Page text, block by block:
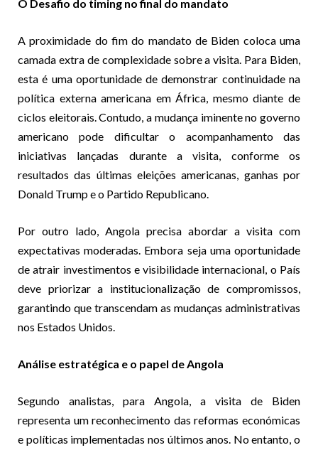
O Desafio do timing no final do mandato
A proximidade do fim do mandato de Biden coloca uma
camada extra de complexidade sobre a visita. Para Biden,
esta é uma oportunidade de demonstrar continuidade na
política externa americana em África, mesmo diante de
ciclos eleitorais. Contudo, a mudança iminente no governo
americano pode dificultar o acompanhamento das
iniciativas lançadas durante a visita, conforme os
resultados das últimas eleições americanas, ganhas por
Donald Trump e o Partido Republicano.
Por outro lado, Angola precisa abordar a visita com
expectativas moderadas. Embora seja uma oportunidade
de atrair investimentos e visibilidade internacional, o País
deve priorizar a institucionalização de compromissos,
garantindo que transcendam as mudanças administrativas
nos Estados Unidos.
Análise estratégica e o papel de Angola
Segundo analistas, para Angola, a visita de Biden
representa um reconhecimento das reformas económicas
e políticas implementadas nos últimos anos. No entanto, o